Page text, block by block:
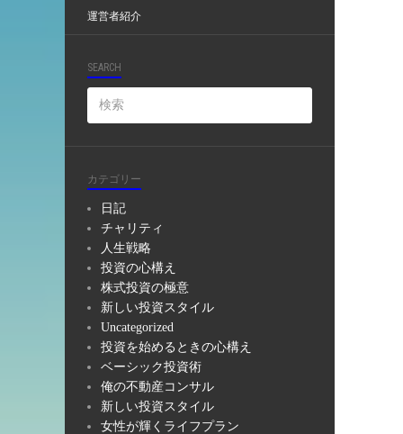
運営者紹介
SEARCH
カテゴリー
日記
チャリティ
人生戦略
投資の心構え
株式投資の極意
新しい投資スタイル
Uncategorized
投資を始めるときの心構え
ベーシック投資術
俺の不動産コンサル
新しい投資スタイル
女性が輝くライフプラン